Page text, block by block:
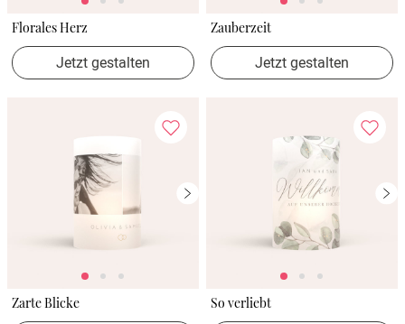
Florales Herz
Jetzt gestalten
Zauberzeit
Jetzt gestalten
Zarte Blicke So verliebt